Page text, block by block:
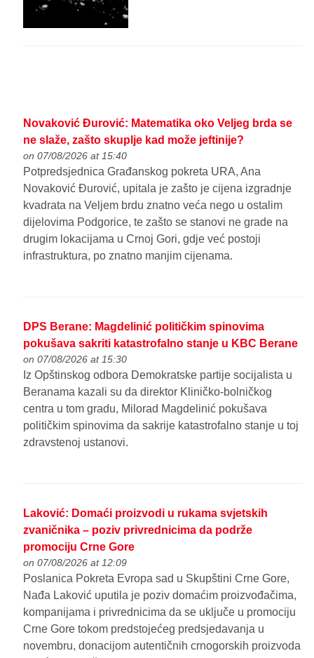
Novaković Đurović: Matematika oko Veljeg brda se
ne slaže, zašto skuplje kad može jeftinije?
on 07/08/2026 at 15:40
Potpredsjednica Građanskog pokreta URA, Ana
Novaković Đurović, upitala je zašto je cijena izgradnje
kvadrata na Veljem brdu znatno veća nego u ostalim
dijelovima Podgorice, te zašto se stanovi ne grade na
drugim lokacijama u Crnoj Gori, gdje već postoji
infrastruktura, po znatno manjim cijenama.
DPS Berane: Magdelinić političkim spinovima
pokušava sakriti katastrofalno stanje u KBC Berane
on 07/08/2026 at 15:30
Iz Opštinskog odbora Demokratske partije socijalista u
Beranama kazali su da direktor Kliničko-bolničkog
centra u tom gradu, Milorad Magdelinić pokušava
političkim spinovima da sakrije katastrofalno stanje u toj
zdravstenoj ustanovi.
Laković: Domaći proizvodi u rukama svjetskih
zvaničnika – poziv privrednicima da podrže
promociju Crne Gore
on 07/08/2026 at 12:09
Poslanica Pokreta Evropa sad u Skupštini Crne Gore,
Nađa Laković uputila je poziv domaćim proizvođačima,
kompanijama i privrednicima da se uključe u promociju
Crne Gore tokom predstojećeg predsjedavanja u
novembru, donacijom autentičnih crnogorskih proizvoda